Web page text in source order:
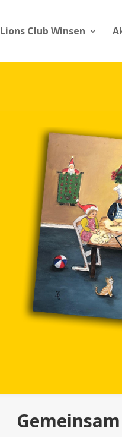
Lions Club Winsen